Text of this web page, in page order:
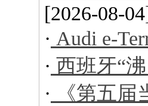
[2026-08-
· Audi e-
· 西班牙“
· 《第五届